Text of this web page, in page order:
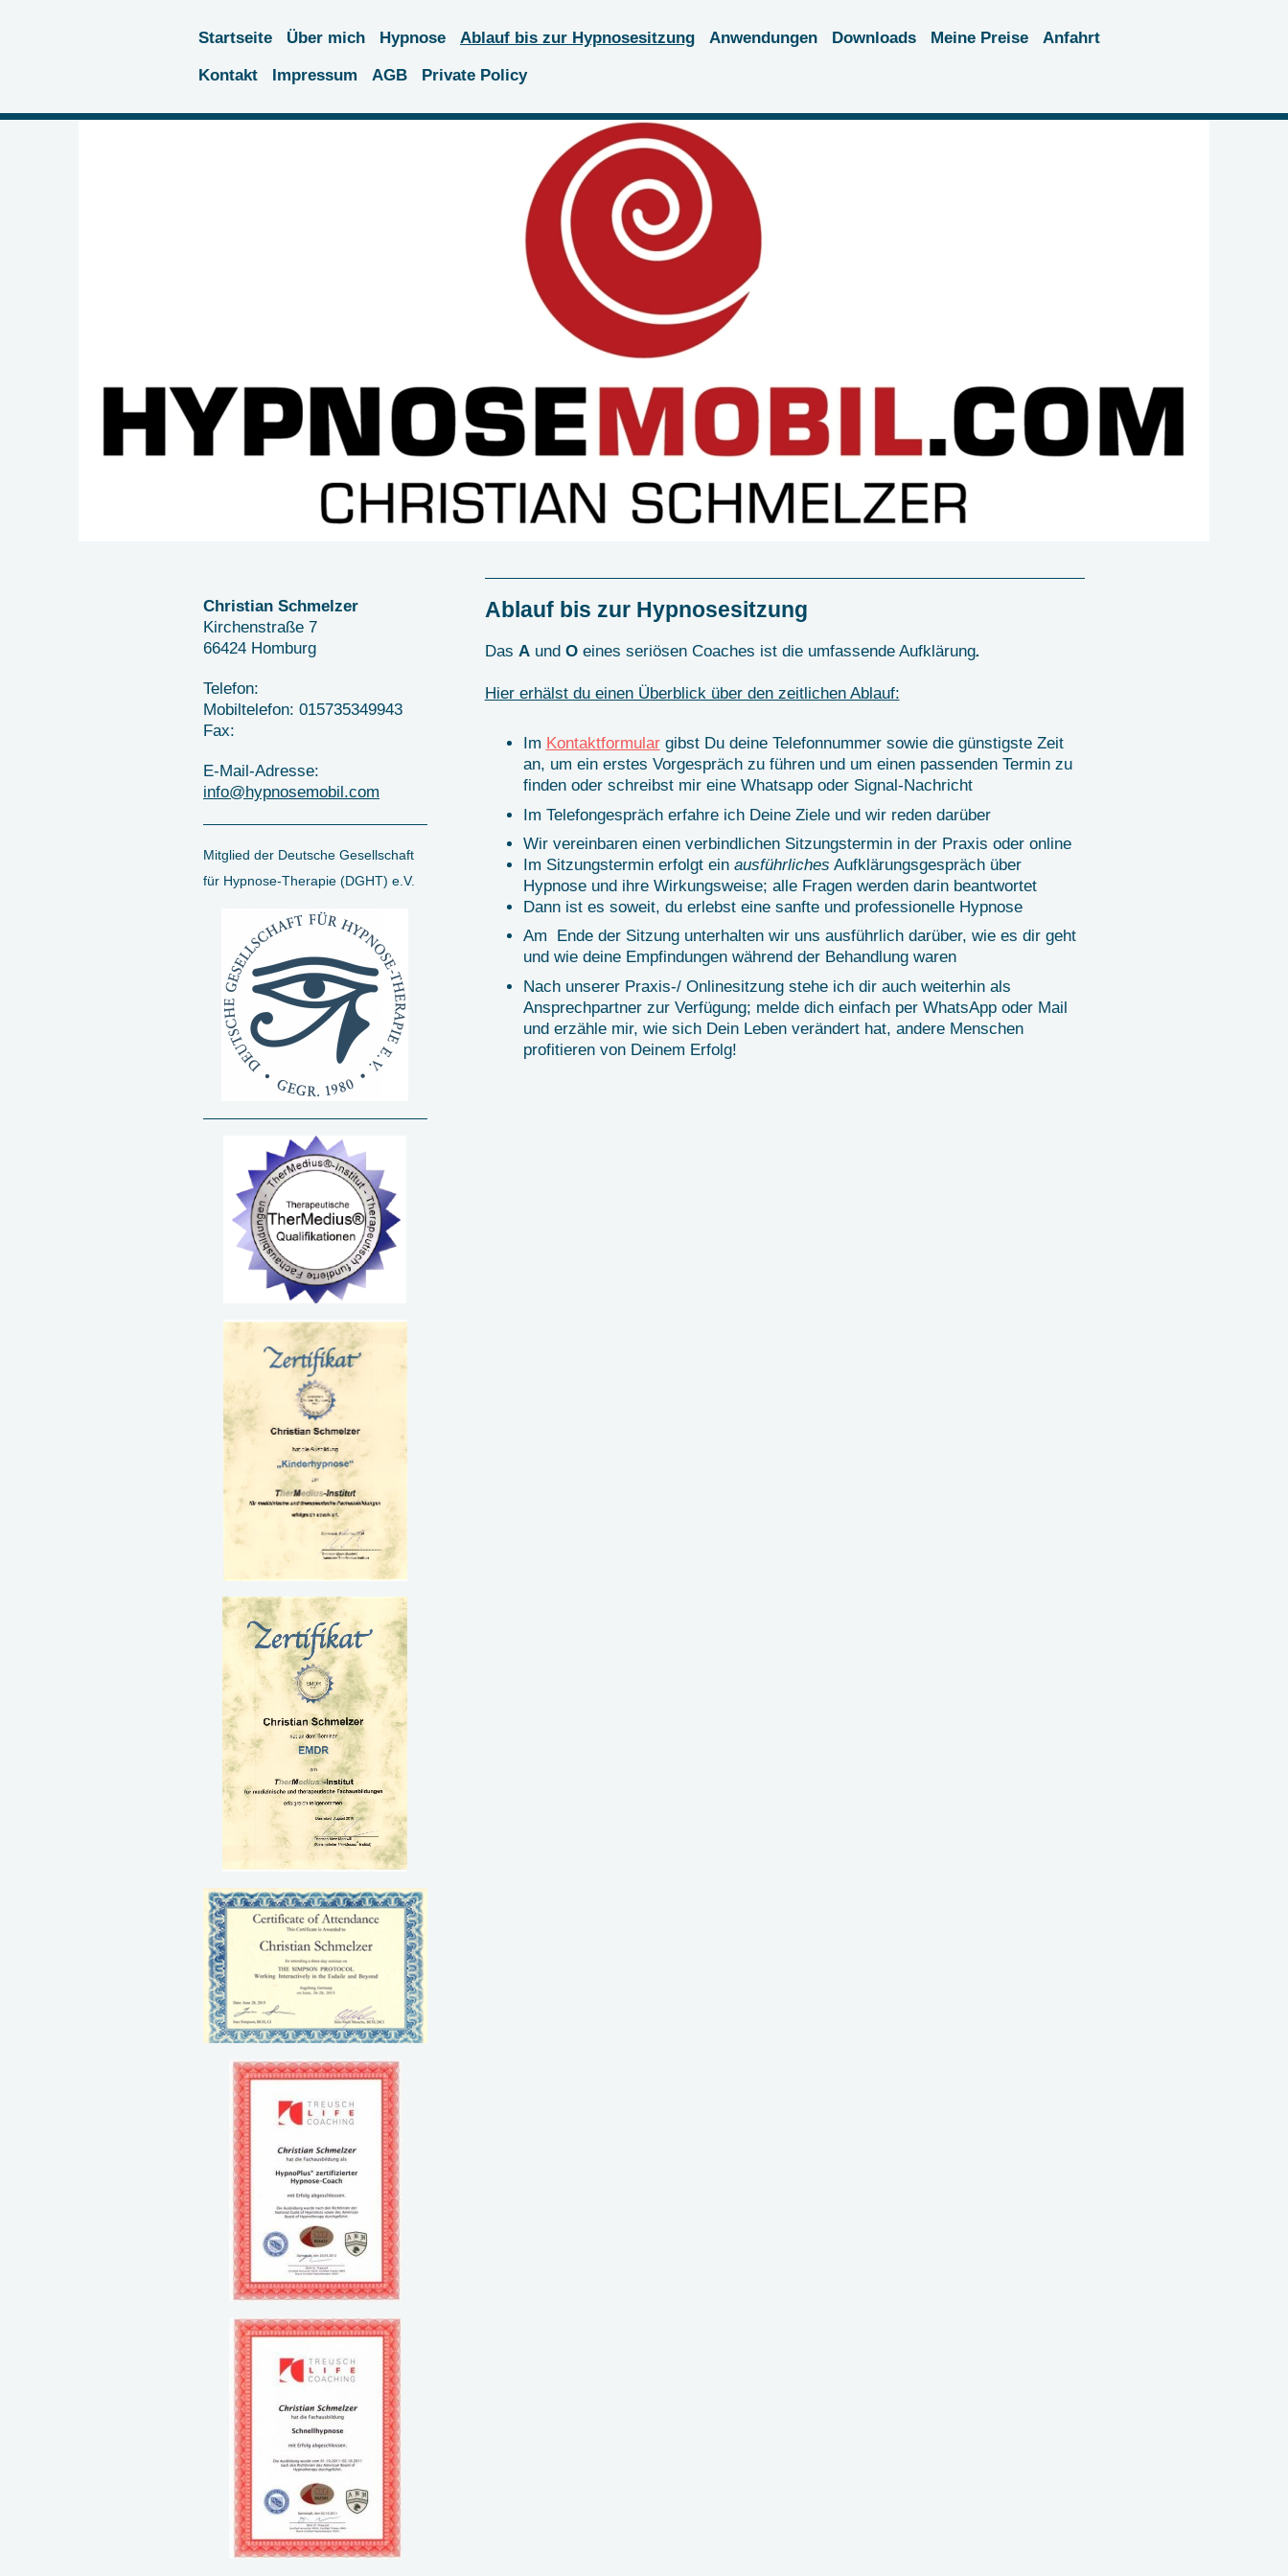
Startseite Über mich Hypnose Ablauf bis zur Hypnosesitzung Anwendungen Downloads Meine Preise Anfahrt
Kontakt Impressum AGB Private Policy
Ablauf bis zur Hypnosesitzung
Das Aund Oeines seriösen Coaches ist die umfassende Aufklärung.
Hier erhälst du einen Überblick über den zeitlichen Ablauf:
Im Kontaktformulargibst Du deine Telefonnummer sowie die günstigste Zeit
an, um ein erstes Vorgespräch zu führen und um einen passenden Termin zu
finden oder schreibst mir eine Whatsapp oder Signal-Nachricht
Im Telefongespräch erfahre ich Deine Ziele und wir reden darüber
Wir vereinbaren einen verbindlichen Sitzungstermin in der Praxis oder online
Im Sitzungstermin erfolgt ein ausführliches Aufklärungsgespräch über
Hypnose und ihre Wirkungsweise; alle Fragen werden darin beantwortet
Dann ist es soweit, du erlebst eine sanfte und professionelle Hypnose
Am Ende der Sitzung unterhalten wir uns ausführlich darüber, wie es dir geht
und wie deine Empfindungen während der Behandlung waren
Nach unserer Praxis-/ Onlinesitzung stehe ich dir auch weiterhin als
Ansprechpartner zur Verfügung; melde dich einfach per WhatsApp oder Mail
und erzähle mir, wie sich Dein Leben verändert hat, andere Menschen
profitieren von Deinem Erfolg!
Christian Schmelzer
Kirchenstraße 7
66424 Homburg
Telefon:
Mobiltelefon: 015735349943
Fax:
E-Mail-Adresse:
info@hypnosemobil.com
Mitglied der Deutsche Gesellschaft
für Hypnose-Therapie (DGHT) e.V.